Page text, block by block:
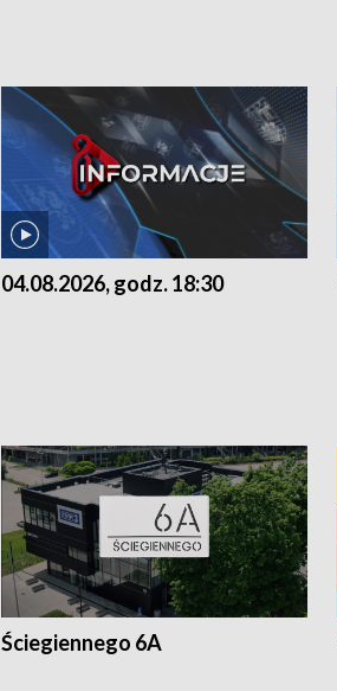
04.08.2026, godz. 18:30
Ściegiennego 6A